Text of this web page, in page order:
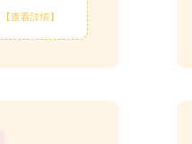
【查看詳情】